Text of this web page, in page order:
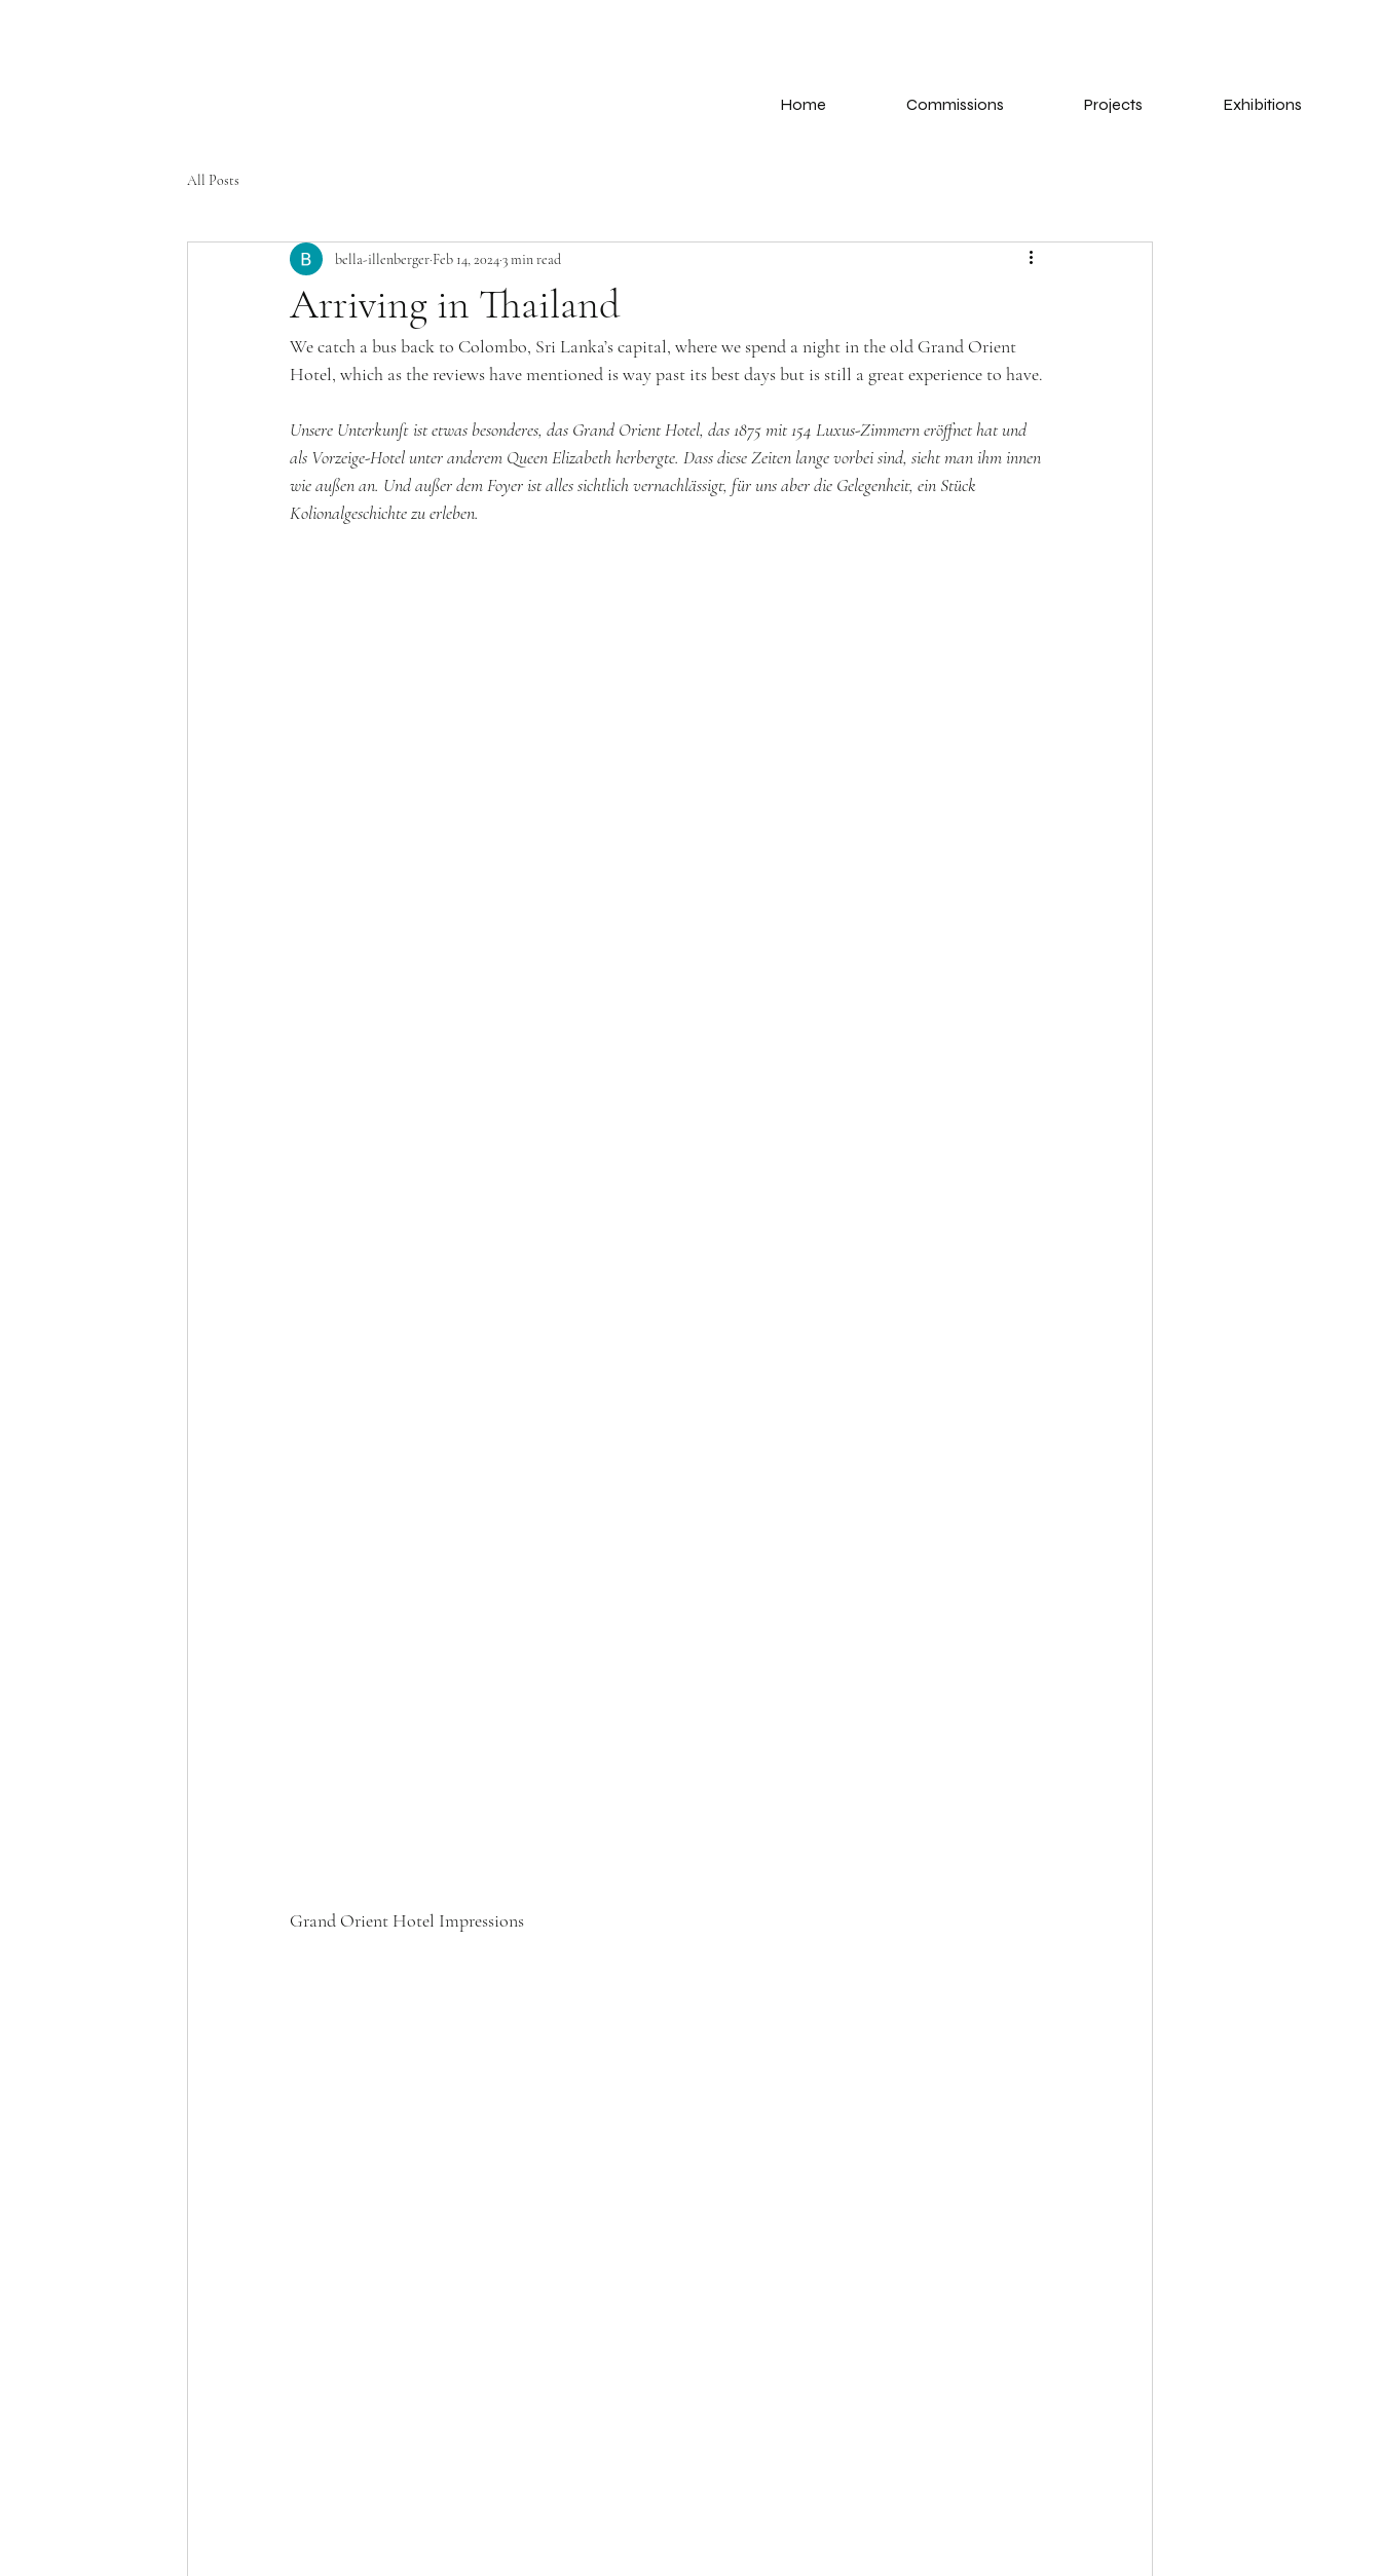
Home Commissions Projects Exhibitions
All Posts
Arriving in Thailand
bella-illenberger Feb 14, 20243 min read
We catch a bus back to Colombo, Sri Lanka’s capital, where we spend a night in the old Grand Orient
Hotel, which as the reviews have mentioned is way past its best days but is still a great experience to have.
Unsere Unterkunft ist etwas besonderes, das Grand Orient Hotel, das 1875 mit 154 Luxus-Zimmern eröffnet hat und
als Vorzeige-Hotel unter anderem Queen Elizabeth herbergte. Dass diese Zeiten lange vorbei sind, sieht man ihm innen
wie außen an. Und außer dem Foyer ist alles sichtlich vernachlässigt, für uns aber die Gelegenheit, ein Stück
Kolionalgeschichte zu erleben.
Grand Orient Hotel Impressions